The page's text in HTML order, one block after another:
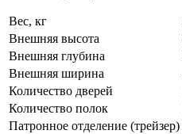
Вес, кг
Внешняя высота
Внешняя глубина
Внешняя ширина
Количество дверей
Количество полок
Патронное отделение (трейзер)